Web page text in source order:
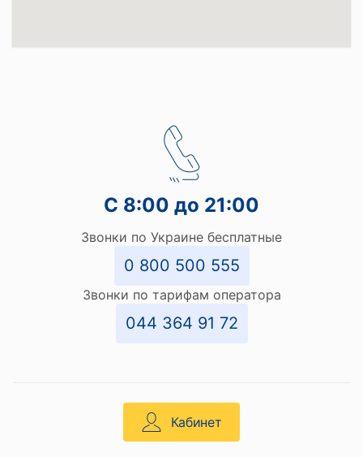
С 8:00 до 21:00
Звонки по Украине бесплатные
0 800 500 555
Звонки по тарифам оператора
044 364 91 72
Кабинет